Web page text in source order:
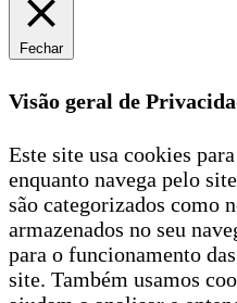
Fechar
Visão geral de
Este site usa cookies
enquanto navega pelo
são categorizados como
armazenados no seu
para o funcionamento
site. Também usamos